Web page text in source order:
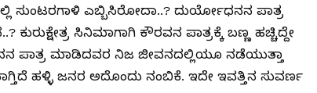
ಸುಂಟರಗಾಳಿ ಎಬ್ಬಿಸಿರೋದಾ..? ದುರ್ಯೋಧನನ ಪಾತ್ರ
ಸಿನಿಮಾಗಾಗಿ ಕೌರವನ ಪಾತ್ರಕ್ಕೆ ಬಣ್ಣ ಹಚ್ಚಿದ್ದೇ
ಪಾತ್ರ ಮಾಡಿದವರ ನಿಜ ಜೀವನದಲ್ಲಿಯೂ ನಡೆಯುತ್ತಾ
ಹಳ್ಳಿ ಜನರ ಅದೊಂದು ನಂಬಿಕೆ. ಇದೇ ಇವತ್ತಿನ ಸುವರ್ಣ